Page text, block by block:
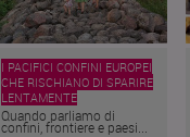
I PACIFICI CONFINI EUROPEI
CHE RISCHIANO DI SPARIRE
LENTAMENTE
Quando parliamo di
confini, frontiere e paesi...